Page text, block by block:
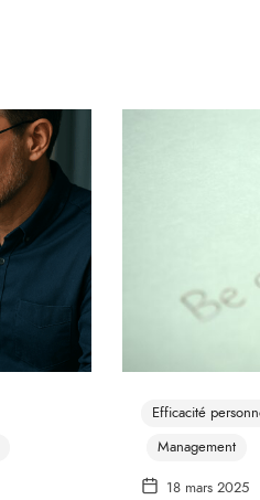
Efficacité
Management
18 mars 2025